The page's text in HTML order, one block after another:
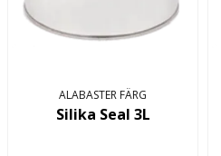
ALABASTER FÄRG
Silika Seal 3L